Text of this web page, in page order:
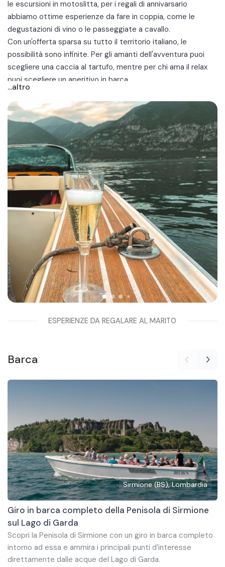
le escursioni in motoslitta, per i regali di annivarsario
abbiamo ottime esperienze da fare in coppia, come le
degustazioni di vino o le passeggiate a cavallo.
Con un'offerta sparsa su tutto il territorio italiano, le
possibilità sono infinite. Per gli amanti dell'avventura puoi
scegliere una caccia al tartufo, mentre per chi ama il relax
puoi scegliere un aperitivo in barca
I prezzi per queste esperienze variano da 25€ a persona,
per fare ad esempio una visita in cantina con degustazione
di vino, fino a 130€ a persona, per un giro in elicottero sulle
Dolomiti. Fa eccezione ilcorso di guida sportiva a Livigno
che parte da 400€ a persona.
...altro
ESPERIENZE DA REGALARE AL MARITO
Barca
Sirmione (BS), Lombardia
Giro in barca completo della Penisola di Sirmione
sul Lago di Garda
Scopri la Penisola di Sirmione con un giro in barca completo
intorno ad essa e ammira i principali punti d’interesse
direttamente dalle acque del Lago di Garda.